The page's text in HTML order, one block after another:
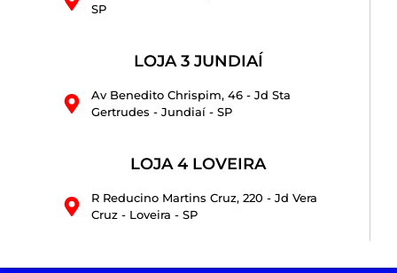
SP
LOJA 3 JUNDIAÍ
Av Benedito Chrispim, 46 - Jd Sta
Gertrudes - Jundiaí - SP
LOJA 4 LOVEIRA
R Reducino Martins Cruz, 220 - Jd Vera
Cruz - Loveira - SP